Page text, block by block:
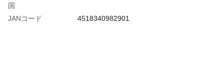
国
JANコード 4518340982901